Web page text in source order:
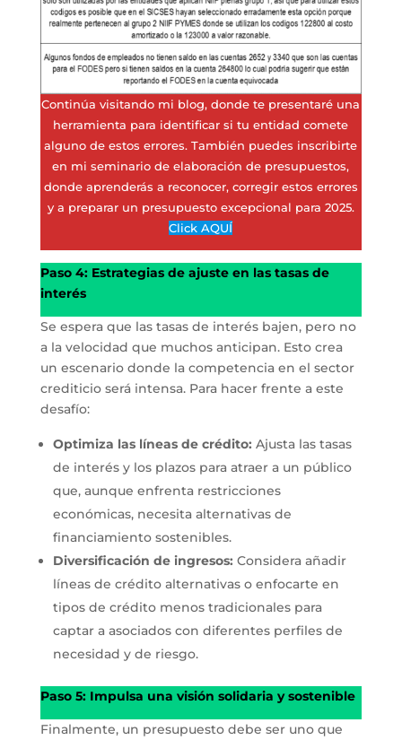
Continúa visitando mi blog, donde te presentaré una
herramienta para identificar si tu entidad comete
alguno de estos errores. También puedes inscribirte
en mi seminario de elaboración de presupuestos,
donde aprenderás a reconocer, corregir estos errores
y a preparar un presupuesto excepcional para 2025.
Click AQUÍ
Paso 4: Estrategias de ajuste en las tasas de
interés
Se espera que las tasas de interés bajen, pero no
a la velocidad que muchos anticipan. Esto crea
un escenario donde la competencia en el sector
crediticio será intensa. Para hacer frente a este
desafío:
Optimiza las líneas de crédito: Ajusta las tasas
de interés y los plazos para atraer a un público
que, aunque enfrenta restricciones
económicas, necesita alternativas de
financiamiento sostenibles.
Diversificación de ingresos: Considera añadir
líneas de crédito alternativas o enfocarte en
tipos de crédito menos tradicionales para
captar a asociados con diferentes perfiles de
necesidad y de riesgo.
Paso 5: Impulsa una visión solidaria y sostenible
Finalmente, un presupuesto debe ser uno que